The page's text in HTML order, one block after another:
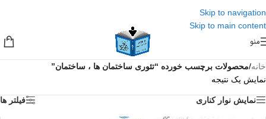
Skip to navigation
Skip to main content
منو
خانه/محصولات برچسب خورده “تئوری ساختمان ها ، ساختمان”
نمایش یک نتیجه
نمایش نوار کناری فیلتر ها